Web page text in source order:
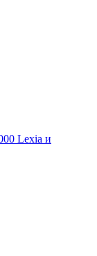
Lexia и